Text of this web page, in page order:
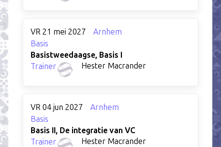
VR 21 mei 2027
Arnhem
Basis
Basistweedaagse, Basis I
Trainer
Hester Macrander
VR 04 jun 2027
Arnhem
Basis
Basis II, De integratie van VC
Trainer
Hester Macrander